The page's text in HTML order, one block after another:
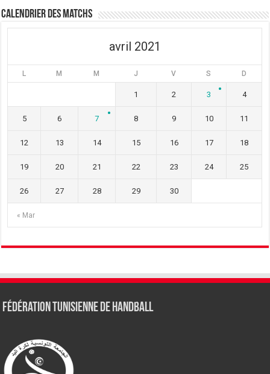
Calendrier des matchs
avril 2021
L M M J V S D
« Mar
1 2 3 4
5 6 7 8 9 10 11
12 13 14 15 16 17 18
19 20 21 22 23 24 25
26 27 28 29 30
Fédération tunisienne de Handball